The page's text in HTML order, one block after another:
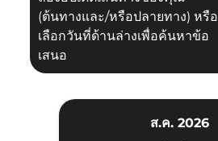
(ต้นทางและ/หรือปลายทาง) หรือ
เลือกวันที่ด้านล่างเพื่อค้นหาข้อ
เสนอ
ส.ค. 2026